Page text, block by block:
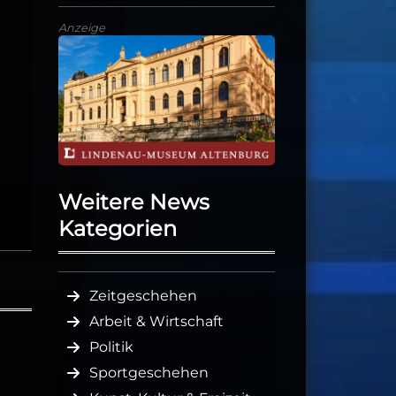
Anzeige
Weitere News
Kategorien
Zeitgeschehen
Arbeit & Wirtschaft
Politik
Sportgeschehen